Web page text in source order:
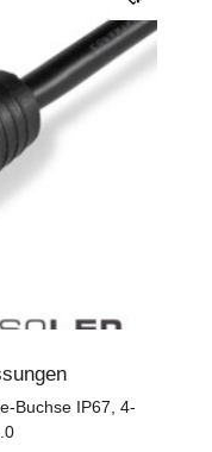
Buchse IP67, 4-